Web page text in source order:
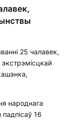
25 чалавек,
народнага
падпісаў 16